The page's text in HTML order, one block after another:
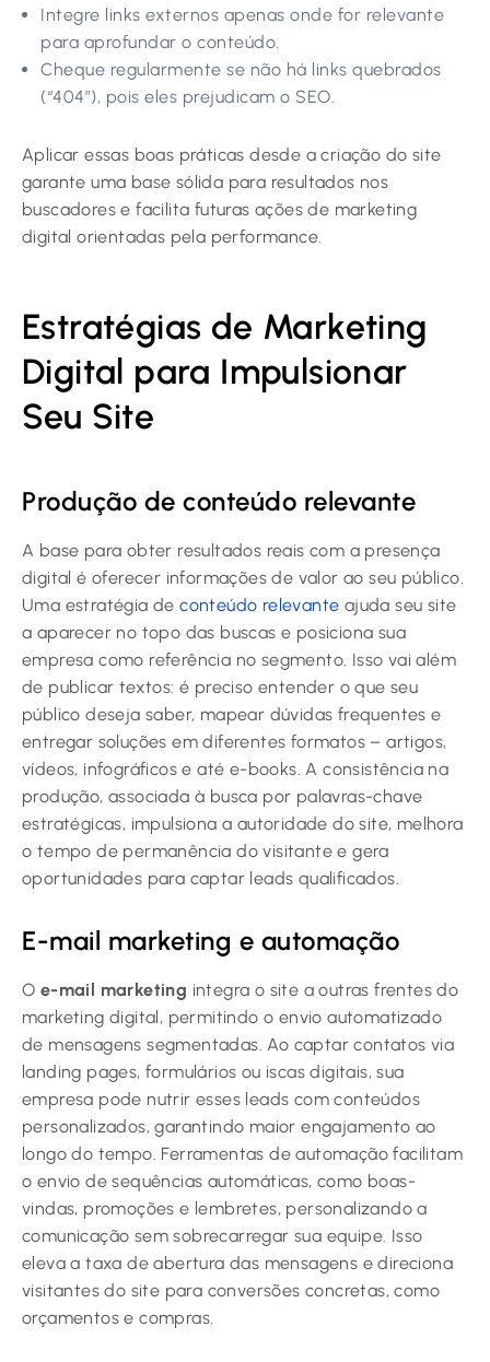
Integre links externos apenas onde for relevante
para aprofundar o conteúdo.
Cheque regularmente se não há links quebrados
(“404”), pois eles prejudicam o SEO.
Aplicar essas boas práticas desde a criação do site
garante uma base sólida para resultados nos
buscadores e facilita futuras ações de marketing
digital orientadas pela performance.
Estratégias de Marketing
Digital para Impulsionar
Seu Site
Produção de conteúdo relevante
A base para obter resultados reais com a presença
digital é oferecer informações de valor ao seu público.
Uma estratégia deconteúdo relevante ajuda seu site
a aparecer no topo das buscas e posiciona sua
empresa como referência no segmento. Isso vai além
de publicar textos: é preciso entender o que seu
público deseja saber, mapear dúvidas frequentes e
entregar soluções em diferentes formatos – artigos,
vídeos, infográficos e até e-books. A consistência na
produção, associada à busca por palavras-chave
estratégicas, impulsiona a autoridade do site, melhora
o tempo de permanência do visitante e gera
oportunidades para captar leads qualificados.
E-mail marketing e automação
O e-mail marketing integra o site a outras frentes do
marketing digital, permitindo o envio automatizado
de mensagens segmentadas. Ao captar contatos via
landing pages, formulários ou iscas digitais, sua
empresa pode nutrir esses leads com conteúdos
personalizados, garantindo maior engajamento ao
longo do tempo. Ferramentas de automação facilitam
o envio de sequências automáticas, como boas-
vindas, promoções e lembretes, personalizando a
comunicação sem sobrecarregar sua equipe. Isso
eleva a taxa de abertura das mensagens e direciona
visitantes do site para conversões concretas, como
orçamentos e compras.